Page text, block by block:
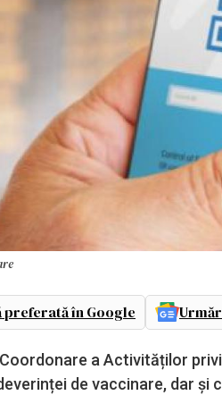
preferată în Google
a Activităților
de vaccinare, dar și